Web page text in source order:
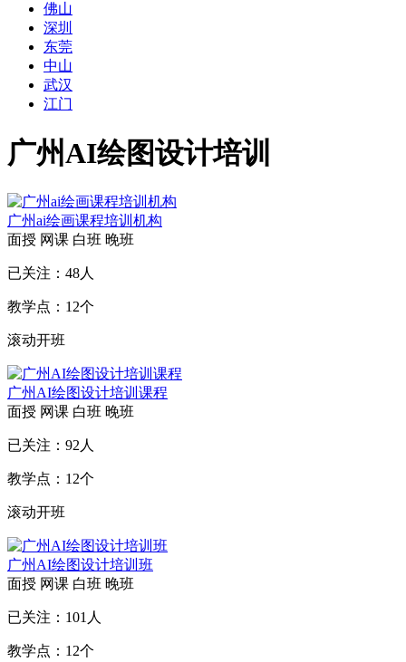
佛山
深圳
东莞
中山
武汉
江门
广州AI绘图设计培训
广州ai绘画课程培训机构
面授 网课 白班 晚班
已关注： 48人
教学点： 12个
滚动开班
广州AI绘图设计培训课程
面授 网课 白班 晚班
已关注： 92 人
教学点： 12个
滚动开班
广州AI绘图设计培训班
面授 网课 白班 晚班
已关注： 101 人
教学点： 12个